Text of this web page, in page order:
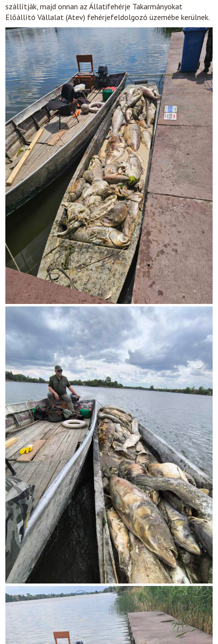
szállítják, majd onnan az Állatifehérje Takarmányokat
Előállító Vállalat (Atev) fehérjefeldolgozó üzemébe kerülnek.